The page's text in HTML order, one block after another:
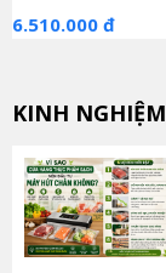
6.510.000 đ
KINH